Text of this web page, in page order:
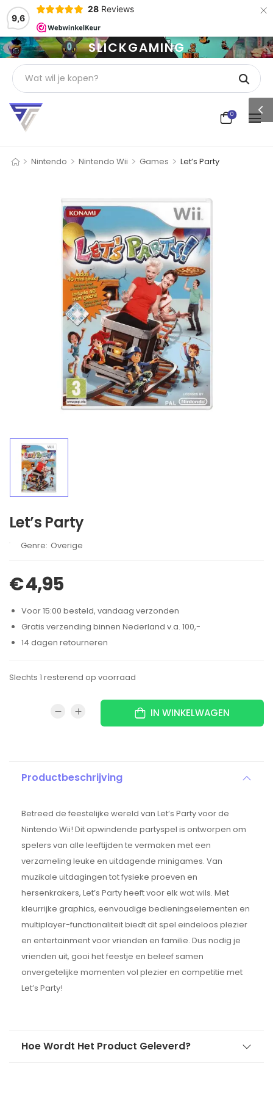
9,6
28 Reviews ×
SLICKGAMING
0
> Nintendo > Nintendo Wii > Games > Let’s Party
Let’s Party
Brand:
Overige
€4,95
Voor 15:00 besteld, vandaag verzonden
Gratis verzending binnen Nederland v.a. 100,-
14 dagen retourneren
Slechts 1 resterend op voorraad
IN WINKELWAGEN
Productbeschrijving
Betreed de feestelijke wereld van Let’s Party voor de
Nintendo Wii! Dit opwindende partyspel is ontworpen om
spelers van alle leeftijden te vermaken met een
verzameling leuke en uitdagende minigames. Van
muzikale uitdagingen tot fysieke proeven en
hersenkrakers, Let’s Party heeft voor elk wat wils. Met
kleurrijke graphics, eenvoudige bedieningselementen en
multiplayer-functionaliteit biedt dit spel eindeloos plezier
en entertainment voor vrienden en familie. Dus nodig je
vrienden uit, gooi het feestje en beleef samen
onvergetelijke momenten vol plezier en competitie met
Let’s Party!
Hoe Wordt Het Product Geleverd?